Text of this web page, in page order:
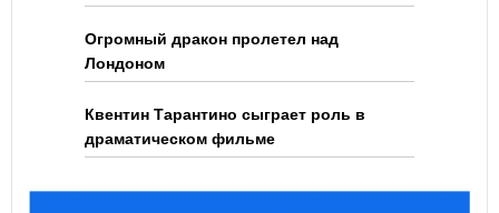
Огромный дракон пролетел над
Лондоном
Квентин Тарантино сыграет роль в
драматическом фильме